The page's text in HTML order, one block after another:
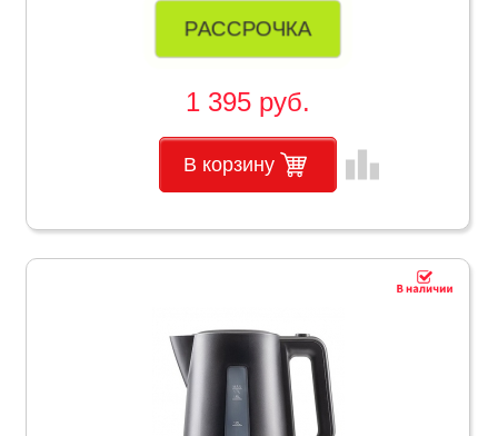
РАССРОЧКА
1 395 руб.
В корзину leaderboard